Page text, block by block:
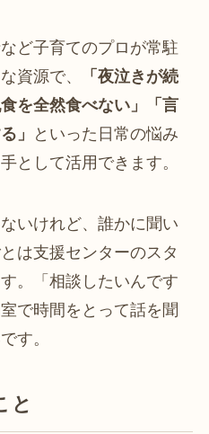
ど子育てのプロが常駐
資源で、
「夜泣きが続
を全然食べない」「言
」
といった日常の悩み
として活用できます。
いけれど、誰かに聞い
は支援センターのスタ
。「相談したいんです
で時間をとって話を聞
す。
と